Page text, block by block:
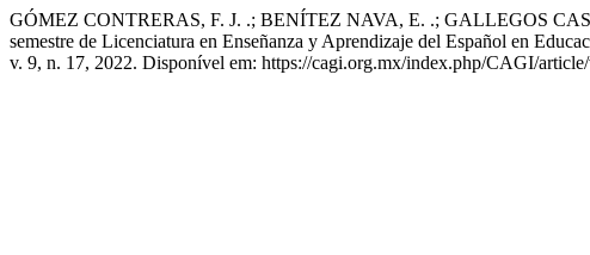
GÓMEZ CONTRERAS, F. J. .; BENÍTEZ NAVA, E. .; GALLEGOS
semestre de Licenciatura en Enseñanza y Aprendizaje del Español en
v. 9, n. 17, 2022. Disponível em: https://cagi.org.mx/index.php/CAGI/